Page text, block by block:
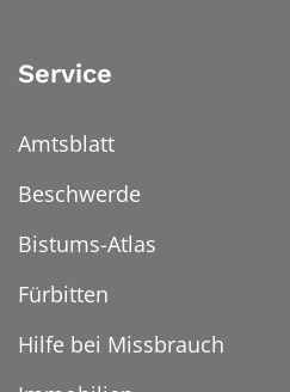
Service
Amtsblatt
Beschwerde
Bistums-Atlas
Fürbitten
Hilfe bei Missbrauch